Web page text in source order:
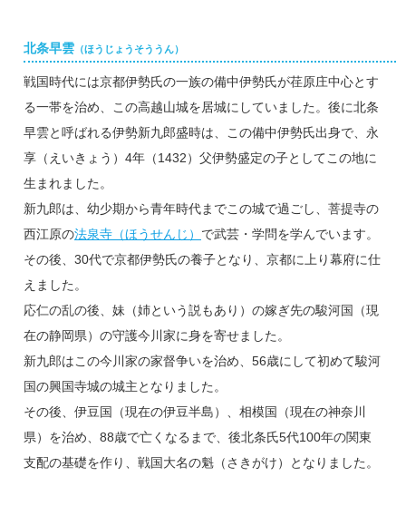
北条早雲（ほうじょうそううん）
戦国時代には京都伊勢氏の一族の備中伊勢氏が荏原庄中心とす
る一帯を治め、この高越山城を居城にしていました。後に北条
早雲と呼ばれる伊勢新九郎盛時は、この備中伊勢氏出身で、永
享（えいきょう）4年（1432）父伊勢盛定の子としてこの地に
生まれました。
新九郎は、幼少期から青年時代までこの城で過ごし、菩提寺の
西江原の法泉寺（ほうせんじ） で武芸・学問を学んでいます。
その後、30代で京都伊勢氏の養子となり、京都に上り幕府に仕
えました。
応仁の乱の後、妹（姉という説もあり）の嫁ぎ先の駿河国（現
在の静岡県）の守護今川家に身を寄せました。
新九郎はこの今川家の家督争いを治め、56歳にして初めて駿河
国の興国寺城の城主となりました。
その後、伊豆国（現在の伊豆半島）、相模国（現在の神奈川
県）を治め、88歳で亡くなるまで、後北条氏5代100年の関東
支配の基礎を作り、戦国大名の魁（さきがけ）となりました。